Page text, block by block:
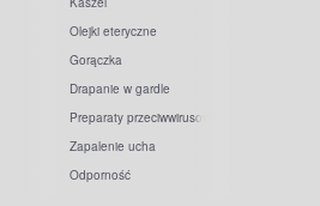
Olejki eteryczne
Gorączka
Drapanie w gardle
Preparaty przeciwwirusowe
Zapalenie ucha
Odporność